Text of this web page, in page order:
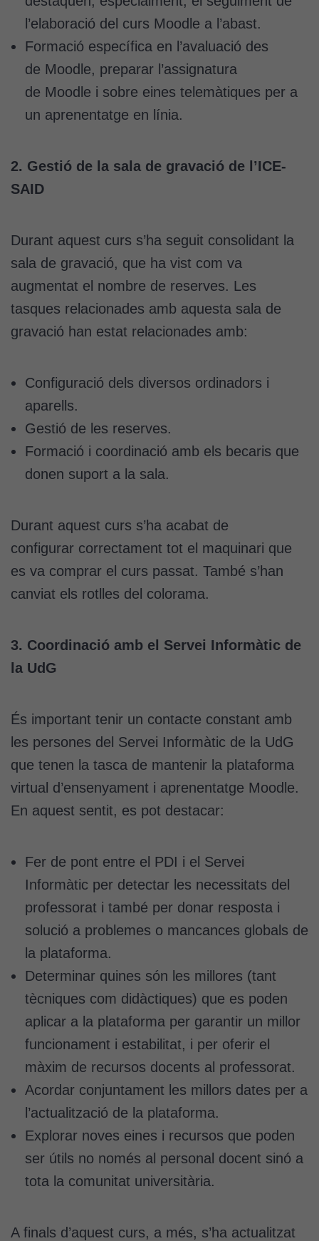
l’elaboració del curs Moodle a l’abast.
Formació específica en l’avaluació des
de Moodle, preparar l’assignatura
de Moodle i sobre eines telemàtiques per a
un aprenentatge en línia.
2. Gestió de la sala de gravació de l’ICE-
SAID
Durant aquest curs s’ha seguit consolidant la
sala de gravació, que ha vist com va
augmentat el nombre de reserves. Les
tasques relacionades amb aquesta sala de
gravació han estat relacionades amb:
Configuració dels diversos ordinadors i
aparells.
Gestió de les reserves.
Formació i coordinació amb els becaris que
donen suport a la sala.
Durant aquest curs s’ha acabat de
configurar correctament tot el maquinari que
es va comprar el curs passat. També s’han
canviat els rotlles del colorama.
3. Coordinació amb el Servei Informàtic de
la UdG
És important tenir un contacte constant amb
les persones del Servei Informàtic de la UdG
que tenen la tasca de mantenir la plataforma
virtual d’ensenyament i aprenentatge Moodle.
En aquest sentit, es pot destacar:
Fer de pont entre el PDI i el Servei
Informàtic per detectar les necessitats del
professorat i també per donar resposta i
solució a problemes o mancances globals de
la plataforma.
Determinar quines són les millores (tant
tècniques com didàctiques) que es poden
aplicar a la plataforma per garantir un millor
funcionament i estabilitat, i per oferir el
màxim de recursos docents al professorat.
Acordar conjuntament les millors dates per a
l’actualització de la plataforma.
Explorar noves eines i recursos que poden
ser útils no només al personal docent sinó a
tota la comunitat universitària.
A finals d’aquest curs, a més, s’ha actualitzat